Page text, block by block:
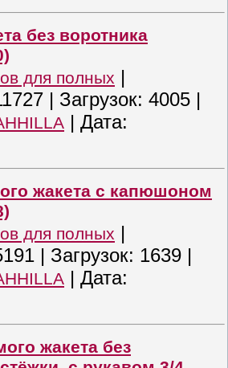
без воротника
для полных |
| Загрузок: 4005 |
| Дата:
жакета с капюшоном
для полных |
| Загрузок: 1639 |
| Дата:
жакета без